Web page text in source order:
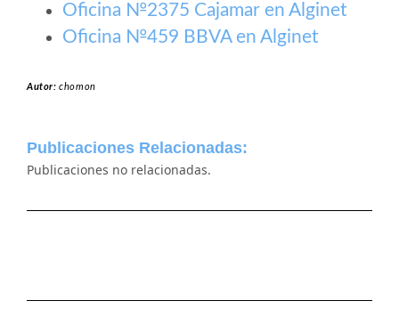
Oficina №2375 Cajamar en Alginet
Oficina №459 BBVA en Alginet
Autor:chomon
Publicaciones Relacionadas:
Publicaciones no relacionadas.